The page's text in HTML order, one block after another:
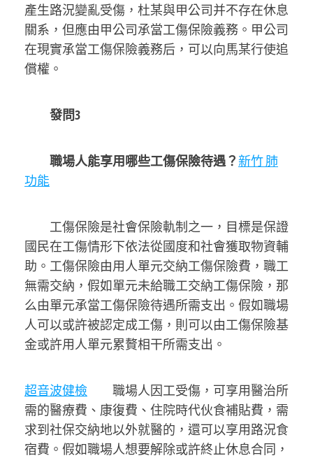
產生路況變亂受傷，杜某與甲公司并不存在休息
關系，但應由甲公司承當工傷保險義務。甲公司
在現實承當工傷保險義務后，可以向馬某行使追
償權。
發問3
職場人能享用哪些工傷保險待遇？新竹 肺
功能
工傷保險是社會保險軌制之一，目標是保證
國民在工傷情形下依法從國度和社會獲取物資輔
助。工傷保險由用人單元交納工傷保險費，職工
無需交納，假如單元未給職工交納工傷保險，那
么由單元承當工傷保險待遇所需支出。假如職場
人可以或許被認定成工傷，則可以由工傷保險基
金或許用人單元累贅相干所需支出。
超音波健檢 職場人因工受傷，可享用醫治所
需的醫療費、康復費、住院時代伙食補貼費，需
求到社保交納地以外就醫的，還可以享用路況食
宿費。假如職場人想要解除或許終止休息合同，